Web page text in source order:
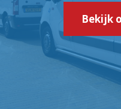
Bekijk